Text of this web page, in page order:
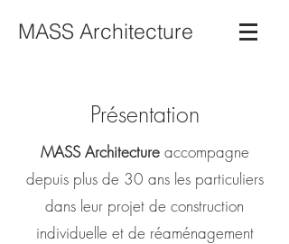
MASS Architecture
Présentation
MASS Architectureaccompagne
depuis plus de 30 ans les particuliers
dans leur projet de construction
individuelle et de réaménagement